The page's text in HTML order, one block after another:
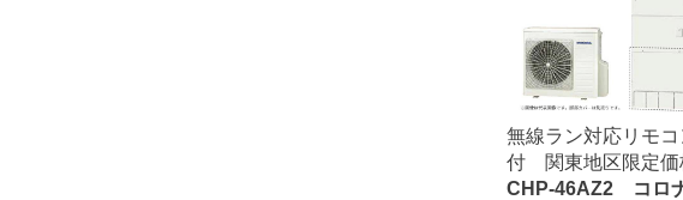
無線ラン対応リモコ
付 関東地区限定価
CHP-46AZ2 コロ